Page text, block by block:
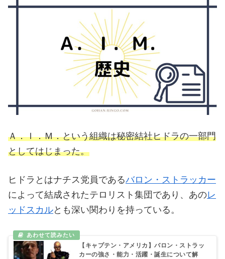
Ａ．Ｉ．Ｍ．という組織は秘密結社ヒドラの一部門
としてはじまった。
ヒドラとはナチス党員であるバロン・ストラッカー
によって結成されたテロリスト集団であり、あのレ
ッドスカルとも深い関わりを持っている。
【キャプテン・アメリカ】バロン・ストラッ
カーの強さ・能力・活躍・誕生について解